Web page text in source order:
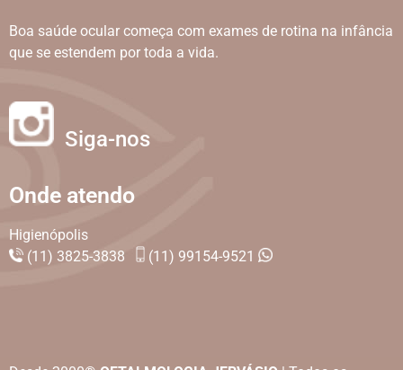
Boa saúde ocular começa com exames de rotina na infância
que se estendem por toda a vida.
Siga-nos
Onde atendo
Higienópolis
(11) 3825-3838
(11) 99154-9521